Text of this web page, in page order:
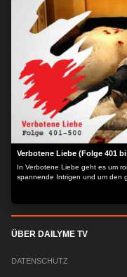
Verbotene Liebe (Folge 401
In Verbotene Liebe geht es um
spannende Intrigen und um den
ÜBER DAILYME TV
DATENSCHUTZ